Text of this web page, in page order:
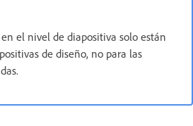
el nivel de diapositiva solo están
de diseño, no para las